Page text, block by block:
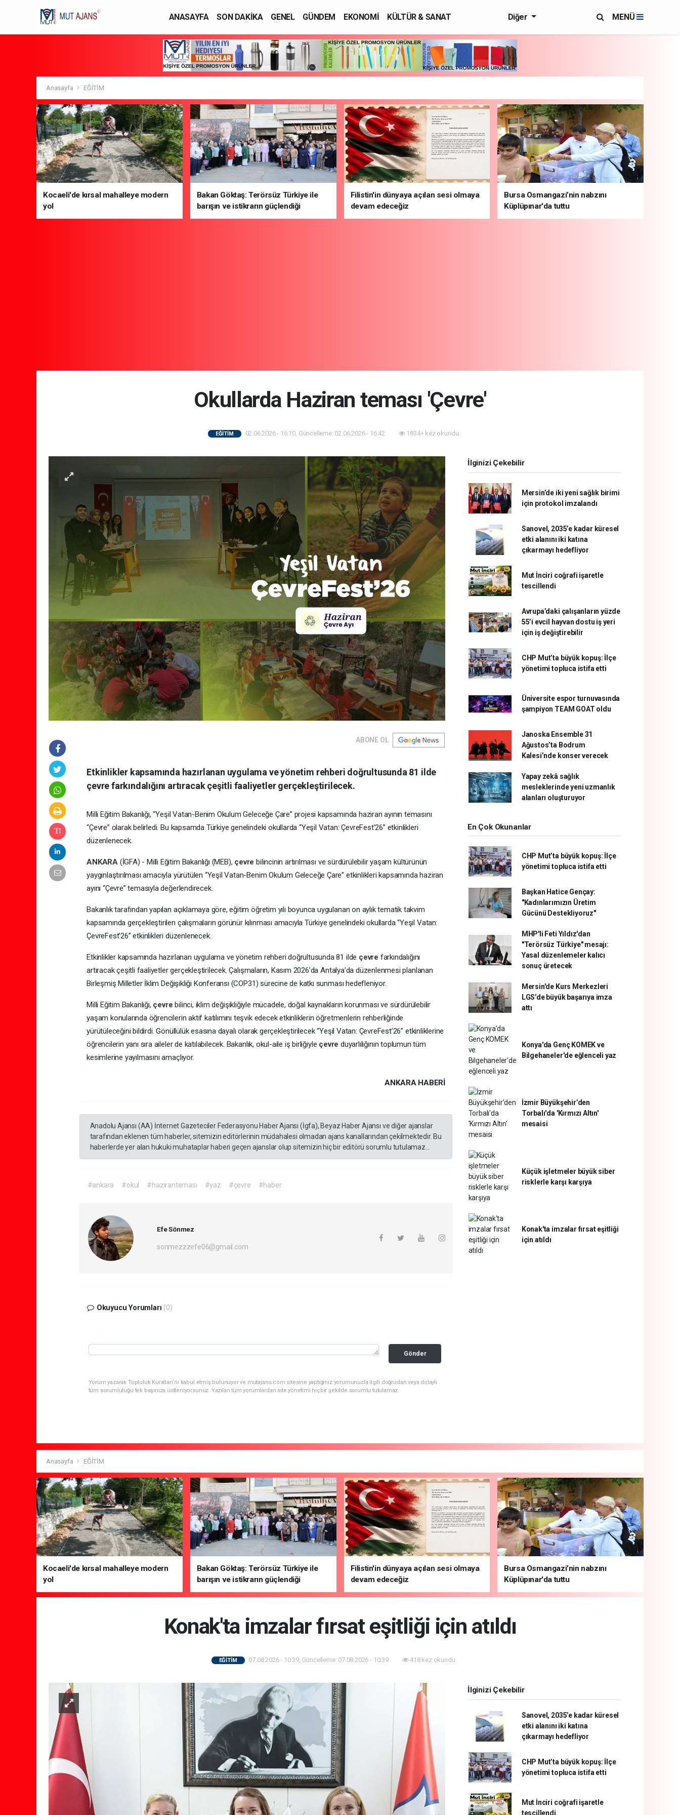
ANASAYFA SON DAKİKA GENEL GÜNDEM EKONOMİ
KÜLTÜR & SANAT
Diğer MENÜ
Anasayfa EĞİTİM
Kocaeli'de kırsal mahalleye modern
yol
Bakan Göktaş: Terörsüz Türkiye ile
barışın ve istikrarın güçlendiği
gelecek hedefliyoruz
Filistin'in dünyaya açılan sesi olmaya
devam edeceğiz
Bursa Osmangazi’nin nabzını
Küplüpınar'da tuttu
Okullarda Haziran teması 'Çevre'
EĞİTİM 02.06.2026 - 16:10, Güncelleme: 02.06.2026 - 16:42 1834+ kez okundu.
ABONE OL
Etkinlikler kapsamında hazırlanan uygulama ve yönetim rehberi doğrultusunda 81 ilde
çevre farkındalığını artıracak çeşitli faaliyetler gerçekleştirilecek.
Milli Eğitim Bakanlığı, “Yeşil Vatan-Benim Okulum Geleceğe Çare” projesi kapsamında haziran ayının temasını
“Çevre” olarak belirledi. Bu kapsamda Türkiye genelindeki okullarda “Yeşil Vatan: ÇevreFest’26” etkinlikleri
düzenlenecek.
ANKARA (İGFA) - Milli Eğitim Bakanlığı (MEB), çevre bilincinin artırılması ve sürdürülebilir yaşam kültürünün
yaygınlaştırılması amacıyla yürütülen “Yeşil Vatan-Benim Okulum Geleceğe Çare” etkinlikleri kapsamında haziran
ayını “Çevre” temasıyla değerlendirecek.
Bakanlık tarafından yapılan açıklamaya göre, eğitim öğretim yılı boyunca uygulanan on aylık tematik takvim
kapsamında gerçekleştirilen çalışmaların görünür kılınması amacıyla Türkiye genelindeki okullarda “Yeşil Vatan:
ÇevreFest’26” etkinlikleri düzenlenecek.
Etkinlikler kapsamında hazırlanan uygulama ve yönetim rehberi doğrultusunda 81 ilde çevre farkındalığını
artıracak çeşitli faaliyetler gerçekleştirilecek. Çalışmaların, Kasım 2026’da Antalya’da düzenlenmesi planlanan
Birleşmiş Milletler İklim Değişikliği Konferansı (COP31) sürecine de katkı sunması hedefleniyor.
Milli Eğitim Bakanlığı, çevre bilinci, iklim değişikliğiyle mücadele, doğal kaynakların korunması ve sürdürülebilir
yaşam konularında öğrencilerin aktif katılımını teşvik edecek etkinliklerin öğretmenlerin rehberliğinde
yürütüleceğini bildirdi. Gönüllülük esasına dayalı olarak gerçekleştirilecek “Yeşil Vatan: ÇevreFest’26” etkinliklerine
öğrencilerin yanı sıra aileler de katılabilecek. Bakanlık, okul-aile iş birliğiyle çevreduyarlılığının toplumun tüm
kesimlerine yayılmasını amaçlıyor.
ANKARA HABERİ
Anadolu Ajansı (AA) İnternet Gazeteciler Federasyonu Haber Ajansı (İgfa), Beyaz Haber Ajansı ve diğer ajanslar
tarafından eklenen tüm haberler, sitemizin editörlerinin müdahalesi olmadan ajans kanallarından çekilmektedir. Bu
haberlerde yer alan hukuki muhataplar haberi geçen ajanslar olup sitemizin hiç bir editörü sorumlu tutulamaz...
#ankara #okul #haziranteması #yaz #çevre #haber
Efe Sönmez
sonmezzzefe06@gmail.com
Okuyucu Yorumları (0)
Gönder
Yorum yazarak Topluluk Kuralları’nı kabul etmiş bulunuyor ve mutajans.com sitesine yaptığınız yorumunuzla ilgili doğrudan veya dolaylı
tüm sorumluluğu tek başınıza üstleniyorsunuz. Yazılan tüm yorumlardan site yönetimi hiçbir şekilde sorumlu tutulamaz.
İlginizi Çekebilir
Mersin’de iki yeni sağlık birimi
için protokol imzalandı
Sanovel, 2035’e kadar küresel
etki alanını iki katına
çıkarmayı hedefliyor
Mut İnciri coğrafi işaretle
tescillendi
Avrupa’daki çalışanların yüzde
55’i evcil hayvan dostu iş yeri
için iş değiştirebilir
CHP Mut’ta büyük kopuş: İlçe
yönetimi topluca istifa etti
Üniversite espor turnuvasında
şampiyon TEAM GOAT oldu
Janoska Ensemble 31
Ağustos’ta Bodrum
Kalesi’nde konser verecek
Yapay zekâ sağlık
mesleklerinde yeni uzmanlık
alanları oluşturuyor
En Çok Okunanlar
CHP Mut’ta büyük kopuş: İlçe
yönetimi topluca istifa etti
Başkan Hatice Gençay:
"Kadınlarımızın Üretim
Gücünü Destekliyoruz"
MHP'li Feti Yıldız'dan
"Terörsüz Türkiye" mesajı:
Yasal düzenlemeler kalıcı
sonuç üretecek
Mersin'de Kurs Merkezleri
LGS’de büyük başarıya imza
attı
Konya'da Genç KOMEK ve
Bilgehaneler'de eğlenceli yaz
İzmir Büyükşehir’den
Torbalı'da 'Kırmızı Altın'
mesaisi
Küçük işletmeler büyük siber
risklerle karşı karşıya
Konak'ta imzalar fırsat eşitliği
için atıldı
Anasayfa EĞİTİM
Kocaeli'de kırsal mahalleye modern
yol
Bakan Göktaş: Terörsüz Türkiye ile
barışın ve istikrarın güçlendiği
gelecek hedefliyoruz
Filistin'in dünyaya açılan sesi olmaya
devam edeceğiz
Bursa Osmangazi’nin nabzını
Küplüpınar'da tuttu
Konak'ta imzalar fırsat eşitliği için atıldı
EĞİTİM 07.08.2026 - 10:39, Güncelleme: 07.08.2026 - 10:39 418 kez okundu.
İlginizi Çekebilir
Sanovel, 2035’e kadar küresel
etki alanını iki katına
çıkarmayı hedefliyor
CHP Mut’ta büyük kopuş: İlçe
yönetimi topluca istifa etti
Mut İnciri coğrafi işaretle
tescillendi